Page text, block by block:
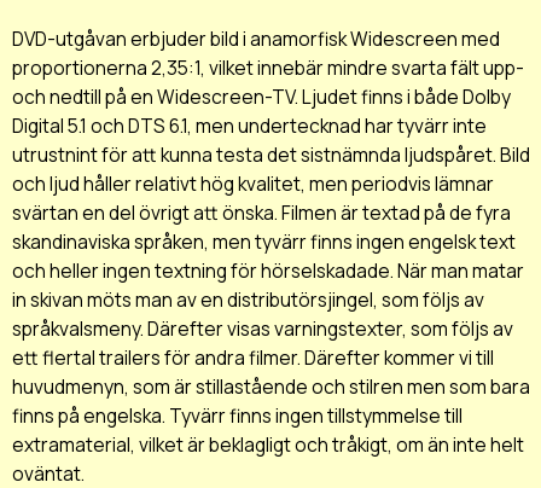
DVD-utgåvan erbjuder bild i anamorfisk Widescreen med
proportionerna 2,35:1, vilket innebär mindre svarta fält upp-
och nedtill på en Widescreen-TV. Ljudet finns i både Dolby
Digital 5.1 och DTS 6.1, men undertecknad har tyvärr inte
utrustnint för att kunna testa det sistnämnda ljudspåret. Bild
och ljud håller relativt hög kvalitet, men periodvis lämnar
svärtan en del övrigt att önska. Filmen är textad på de fyra
skandinaviska språken, men tyvärr finns ingen engelsk text
och heller ingen textning för hörselskadade. När man matar
in skivan möts man av en distributörsjingel, som följs av
språkvalsmeny. Därefter visas varningstexter, som följs av
ett flertal trailers för andra filmer. Därefter kommer vi till
huvudmenyn, som är stillastående och stilren men som bara
finns på engelska. Tyvärr finns ingen tillstymmelse till
extramaterial, vilket är beklagligt och tråkigt, om än inte helt
oväntat.